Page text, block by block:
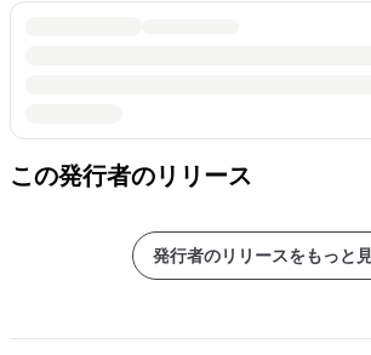
この発行者のリリース
発行者のリリースをもっと